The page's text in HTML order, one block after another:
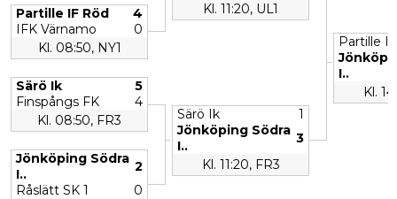
Partille IF Röd
4
IFK Värnamo
0
Kl. 08:50, NY1
Särö Ik
5
Finspångs FK
4
Kl. 08:50, FR3
Jönköping Södra
I..
2
Råslätt SK 1
0
Kl. 11:20, UL1
Särö Ik
1
Jönköping Södra
I..
3
Kl. 11:20, FR3
Partille
I..
Kl.